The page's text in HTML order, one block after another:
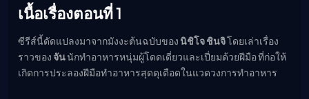
เนื้อเรื่องตอนที่ 1
ซีรีส์นี้ดัดแปลงมาจากมังงะต้นฉบับของ นิชิโจ ชินจิโดยเล่าเรื่อง
ราวของจันนักทำอาหารหนุ่มผู้โดดเดี่ยวและเปี่ยมด้วยฝีมือ ที่ก่อให้
เกิดการประลองฝีมือทำอาหารสุดดุเดือดในแวดวงการทำอาหาร